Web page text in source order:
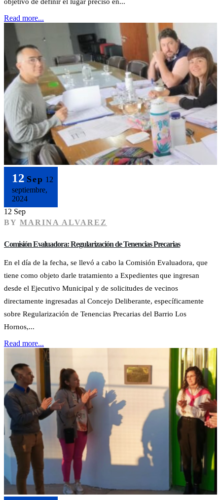
Read more...
12 Sep 12
septiembre,
2024
12 Sep
BY MARINA ALVAREZ
Comisión Evaluadora: Regularización de Tenencias Precarias
En el día de la fecha, se llevó a cabo la Comisión Evaluadora, que
tiene como objeto darle tratamiento a Expedientes que ingresan
desde el Ejecutivo Municipal y de solicitudes de vecinos
directamente ingresadas al Concejo Deliberante, específicamente
sobre Regularización de Tenencias Precarias del Barrio Los
Hornos,...
Read more...